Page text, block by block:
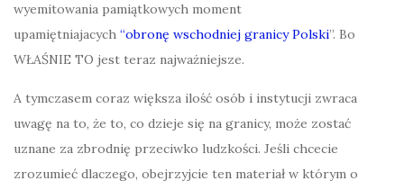
wyemitowania pamiątkowych moment
upamiętniajacych “obronę wschodniej granicy Polski”. Bo
WŁAŚNIE TO jest teraz najważniejsze.
A tymczasem coraz większa ilość osób i instytucji zwraca
uwagę na to, że to, co dzieje się na granicy, może zostać
uznane za zbrodnię przeciwko ludzkości. Jeśli chcecie
zrozumieć dlaczego, obejrzyjcie ten materiał w którym o